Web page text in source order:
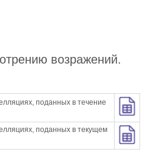
возражений.
поданных в течение
поданных в текущем